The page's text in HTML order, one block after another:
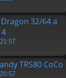
32/64 a
TRS80 CoCo